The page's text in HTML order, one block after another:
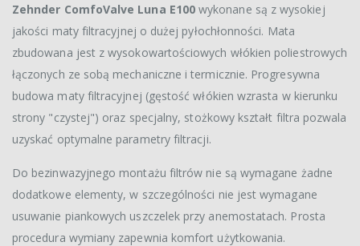
Zehnder ComfoValve Luna E100wykonane są z wysokiej
jakości maty filtracyjnej o dużej pyłochłonności. Mata
zbudowana jest z wysokowartościowych włókien poliestrowych
łączonych ze sobą mechaniczne i termicznie. Progresywna
budowa maty filtracyjnej (gęstość włókien wzrasta w kierunku
strony "czystej") oraz specjalny, stożkowy kształt filtra pozwala
uzyskać optymalne parametry filtracji.
Do bezinwazyjnego montażu filtrów nie są wymagane żadne
dodatkowe elementy, w szczególności nie jest wymagane
usuwanie piankowych uszczelek przy anemostatach. Prosta
procedura wymiany zapewnia komfort użytkowania.